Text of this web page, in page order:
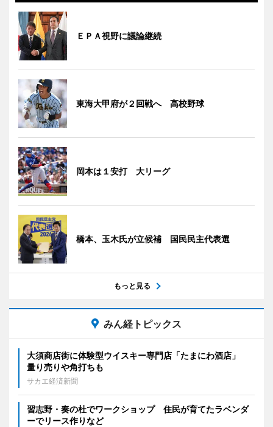
ＥＰＡ視野に議論継続
東海大甲府が２回戦へ 高校野球
岡本は１安打 大リーグ
橋本、玉木氏が立候補 国民民主代表選
もっと見る
みん経トピックス
大須商店街に体験型ウイスキー専門店「たまにわ酒店」
量り売りや角打ちも
サカエ経済新聞
習志野・奏の杜でワークショップ 住民が育てたラベンダ
ーでリース作りなど